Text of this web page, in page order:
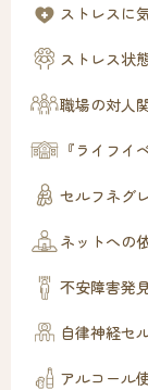
ストレスに
ストレス状
職場の対人
『ライフイ
セルフネグ
ネットへの
不安障害発
自律神経セ
アルコール